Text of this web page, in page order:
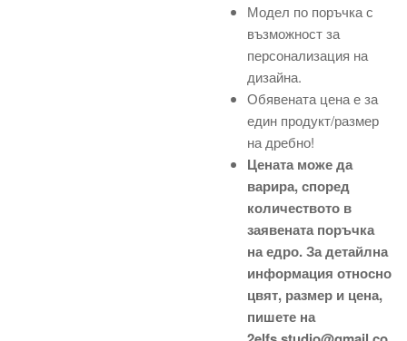
through
45,00 €
Модел по поръчка с
възможност за
персонализация на
дизайна.
Обявената цена е за
един продукт/размер
на дребно!
Цената може да
варира, според
количеството в
заявената поръчка
на едро. За детайлна
информация относно
цвят, размер и цена,
пишете на